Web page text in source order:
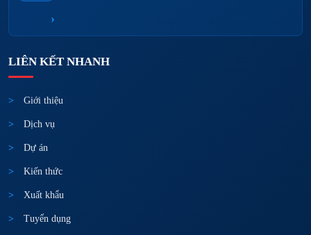
›
LIÊN KẾT NHANH
Giới thiệu
Dịch vụ
Dự án
Kiến thức
Xuất khẩu
Tuyển dụng